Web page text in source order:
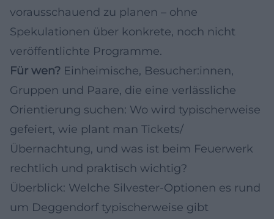
vorausschauend zu planen – ohne
Spekulationen über konkrete, noch nicht
veröffentlichte Programme.
Für wen? Einheimische, Besucher:innen,
Gruppen und Paare, die eine verlässliche
Orientierung suchen: Wo wird typischerweise
gefeiert, wie plant man Tickets/
Übernachtung, und was ist beim Feuerwerk
rechtlich und praktisch wichtig?
Überblick: Welche Silvester-Optionen es rund
um Deggendorf typischerweise gibt